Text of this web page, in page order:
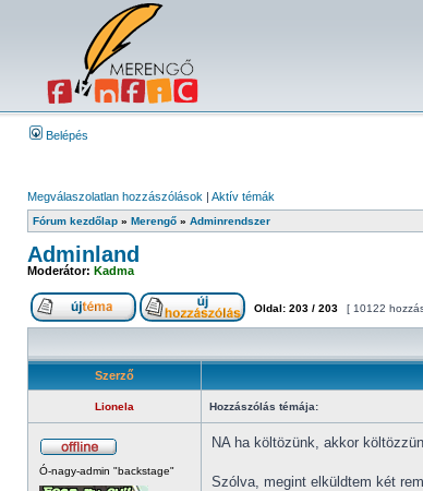
Belépés
Megválaszolatlan hozzászólások | Aktív témák
Fórum kezdőlap » Merengő » Adminrendszer
Adminland
Moderátor: Kadma
Oldal: 203 / 203 [ 10122
Szerző
Lionela Hozzászólás témája:
Ó-nagy-admin "backstage"
NA ha költözünk, akkor
Szólva, megint elküldtem két